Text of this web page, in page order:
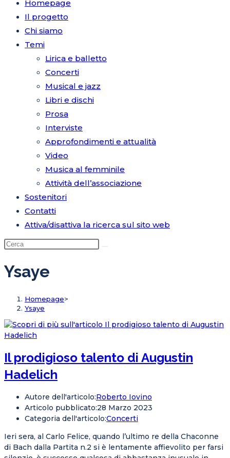
Homepage
Il progetto
Chi siamo
Temi
Lirica e balletto
Concerti
Musical e jazz
Libri e dischi
Prosa
Interviste
Approfondimenti e attualità
Video
Musica al femminile
Attività dell’associazione
Sostenitori
Contatti
Attiva/disattiva la ricerca sul sito web
Ysaye
Homepage>
Ysaye
Il prodigioso talento di Augustin
Hadelich
Autore dell'articolo:Roberto Iovino
Articolo pubblicato:28 Marzo 2023
Categoria dell'articolo:Concerti
Ieri sera, al Carlo Felice, quando l’ultimo re della Chaconne
di Bach dalla Partita n.2 si è lentamente affievolito per farsi